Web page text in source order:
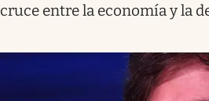
cruce entre la economía y la